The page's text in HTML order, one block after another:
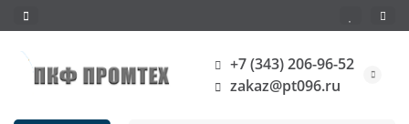
+7 (343) 206-96-52
zakaz@pt096.ru